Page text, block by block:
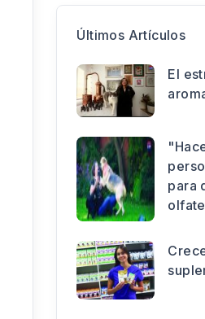
Últimos Artículos
El
para